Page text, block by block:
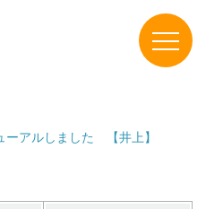
アルしました 【井上】